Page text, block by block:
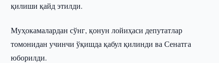
қилиши қайд этилди.
Муҳокамалардан сўнг, қонун лойиҳаси депутатлар
томонидан учинчи ўқишда қабул қилинди ва Сенатга
юборилди.